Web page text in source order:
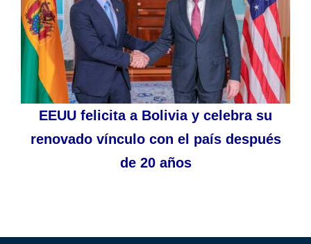
EEUU felicita a Bolivia y celebra su
renovado vínculo con el país después
de 20 años